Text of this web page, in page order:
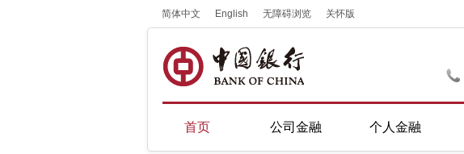
简体中文 English 无障碍浏览 关怀版
首页 公司金融 个人金融